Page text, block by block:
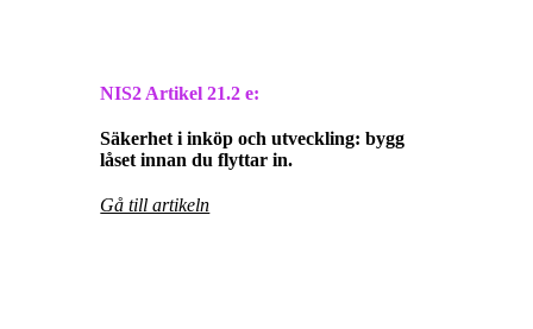
NIS2 Artikel21.2 e:
Säkerhet i inköp och utveckling: bygg
låset innan du flyttar in.
Gå till artikeln